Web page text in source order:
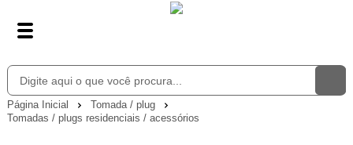
Página Inicial
Tomada / plug
Tomadas / plugs residenciais / acessórios